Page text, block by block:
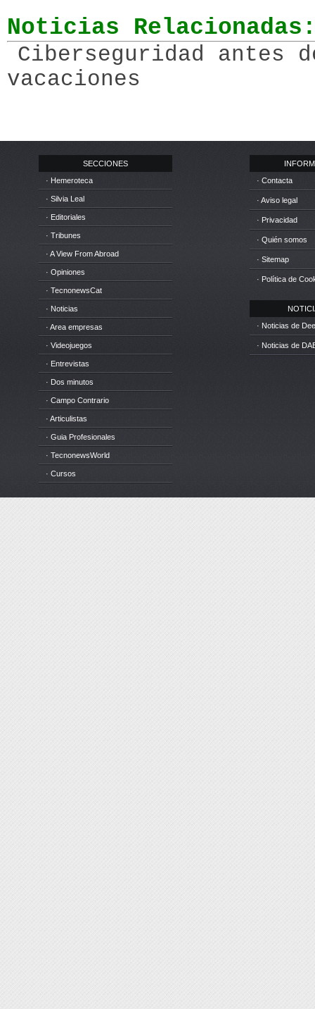
Noticias
Ciberseguridad antes
vacaciones
SECCIONES
· Hemeroteca
· Silvia Leal
· Editoriales
· Tribunes
· A View From Abroad
· Opiniones
· TecnonewsCat
· Noticias
· Area empresas
· Videojuegos
· Entrevistas
· Dos minutos
· Campo Contrario
· Articulistas
· Guia Profesionales
· TecnonewsWorld
· Cursos
· Contacta
· Aviso legal
· Privacidad
· Quién somos
· Sitemap
· Política de
· Noticias de
· Noticias de